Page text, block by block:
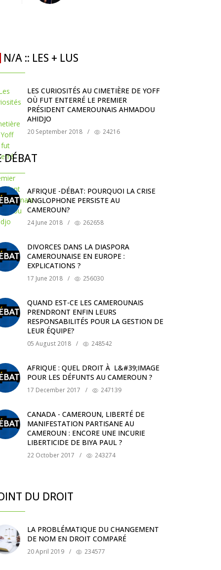
N/A :: LES + LUS
LES CURIOSITÉS AU CIMETIÈRE DE YOFF
OÙ FUT ENTERRÉ LE PREMIER
PRÉSIDENT CAMEROUNAIS AHMADOU
AHIDJO
20 September 2018 / 24216
DÉBAT
AFRIQUE -DÉBAT: POURQUOI LA CRISE
ANGLOPHONE PERSISTE AU
CAMEROUN?
24 June 2018 / 262658
DIVORCES DANS LA DIASPORA
CAMEROUNAISE EN EUROPE :
EXPLICATIONS ?
17 June 2018 / 256030
QUAND EST-CE LES CAMEROUNAIS
PRENDRONT ENFIN LEURS
RESPONSABILITÉS POUR LA GESTION DE
LEUR ÉQUIPE?
05 August 2018 / 248542
AFRIQUE : QUEL DROIT À L&#39;IMAGE
POUR LES DÉFUNTS AU CAMEROUN ?
17 December 2017 / 247139
CANADA - CAMEROUN, LIBERTÉ DE
MANIFESTATION PARTISANE AU
CAMEROUN : ENCORE UNE INCURIE
LIBERTICIDE DE BIYA PAUL ?
22 October 2017 / 243274
DU DROIT
LA PROBLÉMATIQUE DU CHANGEMENT
DE NOM EN DROIT COMPARÉ
20 April 2019 / 234577